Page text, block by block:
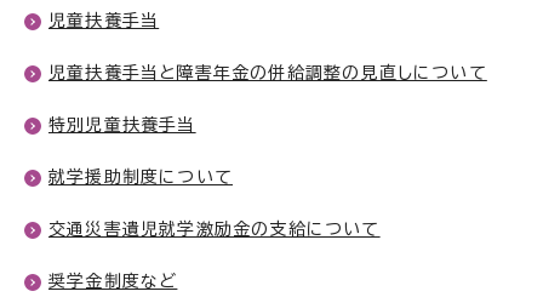
児童扶養手当
児童扶養手当と障害年金の併給調整の見直しについて
特別児童扶養手当
就学援助制度について
交通災害遺児就学激励金の支給について
奨学金制度など